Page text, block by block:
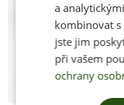
a
kombinovat
jste jim
při vašem
ochrany